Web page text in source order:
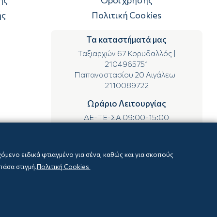
Πολιτική Cookies
Τα καταστήματά μας
Ταξιαρχών 67 Κορυδαλλός|
2104965751
Παπαναστασίου 20 Αιγάλεω |
2110089722
Ωράριο Λειτουργίας
ΔΕ-ΤΕ-ΣΑ 09:00-15:00
ειδικά φτιαγμένο για σένα, καθώς και για σκοπούς
στιγμή.Πολιτική Cookies